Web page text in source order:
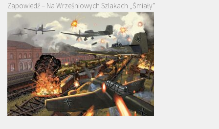
Zapowiedź – Na Wrześniowych Szlakach „Śmiały”